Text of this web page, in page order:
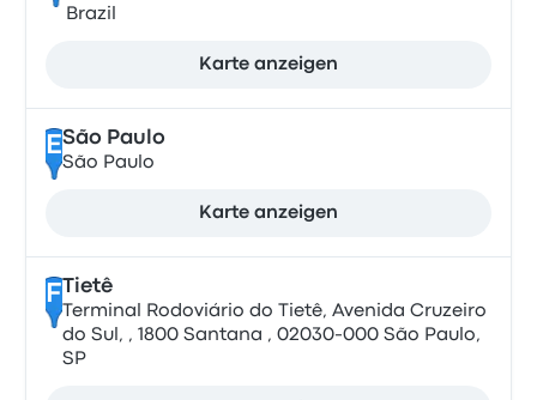
Brazil
Karte anzeigen
ESão Paulo
São Paulo
Karte anzeigen
F Tietê
Terminal Rodoviário do Tietê, Avenida Cruzeiro
do Sul, , 1800 Santana , 02030-000 São Paulo,
SP